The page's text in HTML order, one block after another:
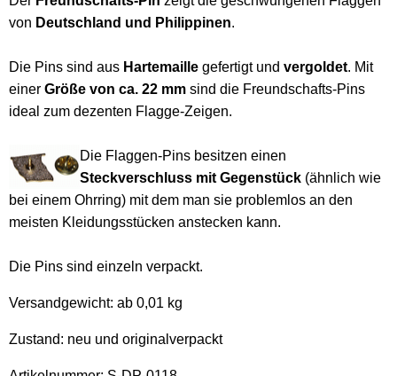
von Deutschland und Philippinen.
Die Pins sind aus Hartemaille gefertigt und vergoldet. Mit
einer Größe von ca. 22 mm sind die Freundschafts-Pins
ideal zum dezenten Flagge-Zeigen.
Die Flaggen-Pins besitzen einen
Steckverschluss mit Gegenstück (ähnlich wie
bei einem Ohrring) mit dem man sie problemlos an den
meisten Kleidungsstücken anstecken kann.
Die Pins sind einzeln verpackt.
Versandgewicht: ab 0,01 kg
Zustand: neu und originalverpackt